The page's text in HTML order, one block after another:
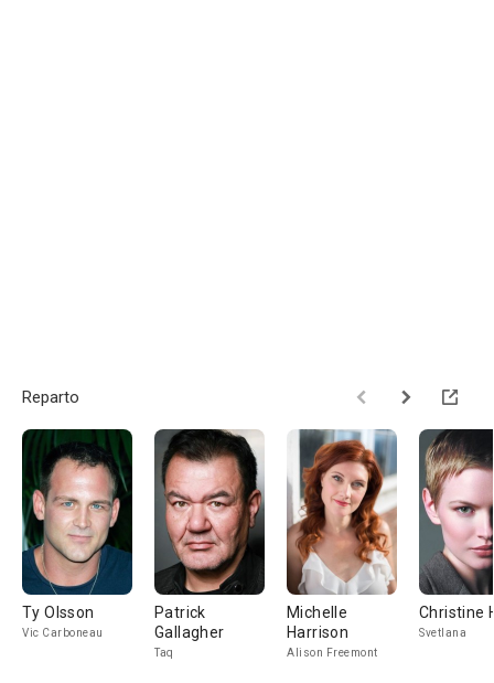
Reparto
Ty Olsson
Vic Carboneau
Patrick
Gallagher
Taq
Michelle
Harrison
Alison Freemont
Christine
Svetlana